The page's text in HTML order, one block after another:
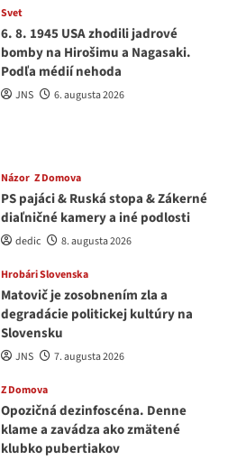
Svet
6. 8. 1945 USA zhodili jadrové
bomby na Hirošimu a Nagasaki.
Podľa médií nehoda
JNS 6. augusta 2026
Názor Z Domova
PS pajáci & Ruská stopa & Zákerné
diaľničné kamery a iné podlosti
dedic 8. augusta 2026
Hrobári Slovenska
Matovič je zosobnením zla a
degradácie politickej kultúry na
Slovensku
JNS 7. augusta 2026
Z Domova
Opozičná dezinfoscéna. Denne
klame a zavádza ako zmätené
klubko pubertiakov